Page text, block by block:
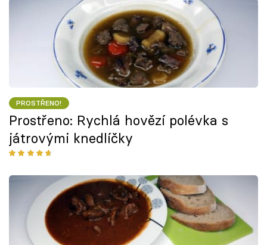
PROSTŘENO!
Prostřeno: Rychlá hovězí polévka s
játrovými knedlíčky